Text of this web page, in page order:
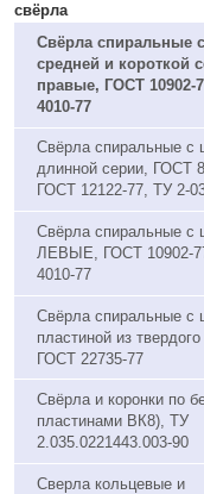
свёрла
Свёрла спиральные
средней и короткой
правые, ГОСТ 10902-
4010-77
Свёрла спиральные с
длинной серии, ГОСТ
ГОСТ 12122-77, ТУ 2-
Свёрла спиральные с
ЛЕВЫЕ, ГОСТ 10902-
4010-77
Свёрла спиральные с
пластиной из твердого
ГОСТ 22735-77
Свёрла и коронки по
пластинами ВК8), ТУ
2.035.0221443.003-90
Сверла кольцевые и